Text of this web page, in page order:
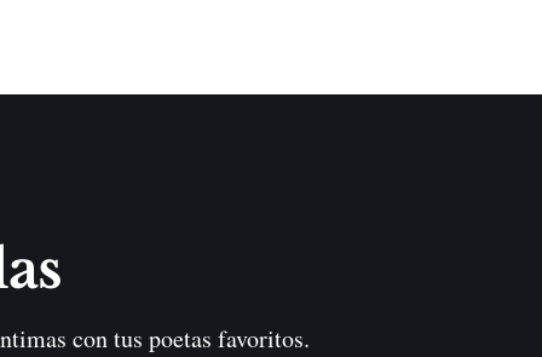
con tus poetas favoritos.